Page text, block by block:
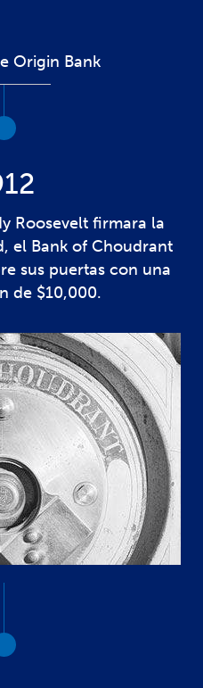
Origin Bank
Roosevelt firmara la
el Bank of Choudrant
sus puertas con una
de $10,000.